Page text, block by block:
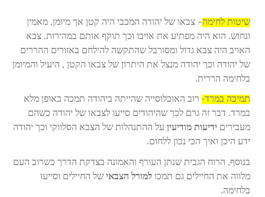
שיטות לחימה– צבאו של יהודה המכבי היה קטן אך מיומן, מאמין
ונחוש. הוא היה מפתיע את אויבו וכך תוקף אותם במהירות. צבא
האויב היה צבא גדול ומסורבל שהתקשה להילחם באזורים ההררים
של יהודה וכך יהודה מנצל את היתרון של צבאו הקטן , היעיל והמיומן
בלחימה הררית.
תמיכה במרד- רוב האוכלוסייה שהייתה ביהודה תמכה באופן מלא
במרד. דבר זה גרם לכך שהיהודים סייעו לצבאו של יהודה כשהם
מעבירים ידיעות מודיעין על ההתנהלות של הצבא הסלווקי וכך יהודה
ידע היכן ואיך הכי נכון ללחום.
בנוסף, הרוח הגבית שנתן העורף והאמונה בצדקת הדרך כשרוב העם
מלווה את החיילים גם תמכו למורל הצבאי של החיילים וסייעו
בלחימה.